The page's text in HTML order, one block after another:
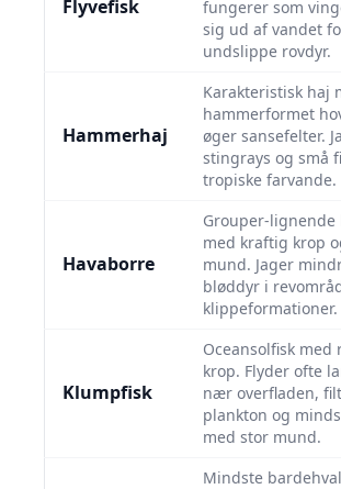
Flyvefisk
fungerer som
sig ud af vandet
undslippe rovdyr.
Hammerhaj
Karakteristisk haj
hammerformet
øger sansefelter.
stingrays og små
tropiske farvande.
Havaborre
med kraftig krop
mund. Jager
bløddyr i
klippeformationer.
Klumpfisk
Oceansol­fisk med
krop. Flyder ofte
nær overfladen,
plankton og
med stor mund.
Mindste